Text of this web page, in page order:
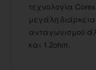
τεχνολογία
μεγάλη
ανταγωνισμού
και 1.2ohm.